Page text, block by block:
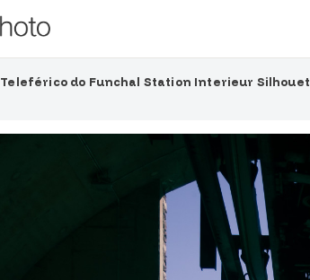
Teleférico do Funchal Station Interieur Silhouet